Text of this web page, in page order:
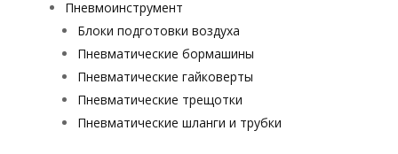
Пневмоинструмент
Блоки подготовки воздуха
Пневматические бормашины
Пневматические гайковерты
Пневматические трещотки
Пневматические шланги и трубки